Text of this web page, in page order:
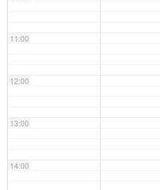
11:00
12:00
13:00
14:00